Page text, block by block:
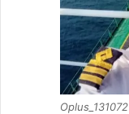
Oplus_131072